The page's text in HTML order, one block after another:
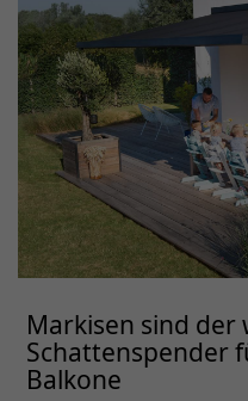
Markisen sind
Schattenspender
Balkone